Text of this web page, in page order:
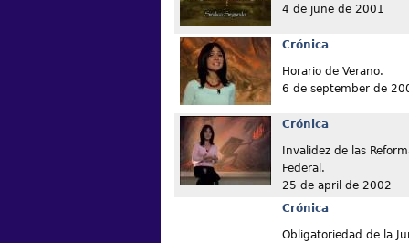
4 de june de 2001
Crónica
Horario de Verano.
6 de september de
Crónica
Invalidez de las
Federal.
25 de april de 2002
Crónica
Obligatoriedad de la